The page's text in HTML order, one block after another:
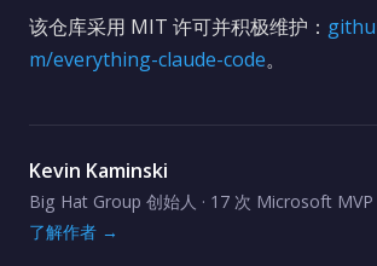
该仓库采用 MIT 许可并积极维护：
m/everything-claude-code。
Kevin Kaminski
Big Hat Group 创始人 · 17 次 Microsoft MVP
了解作者 →